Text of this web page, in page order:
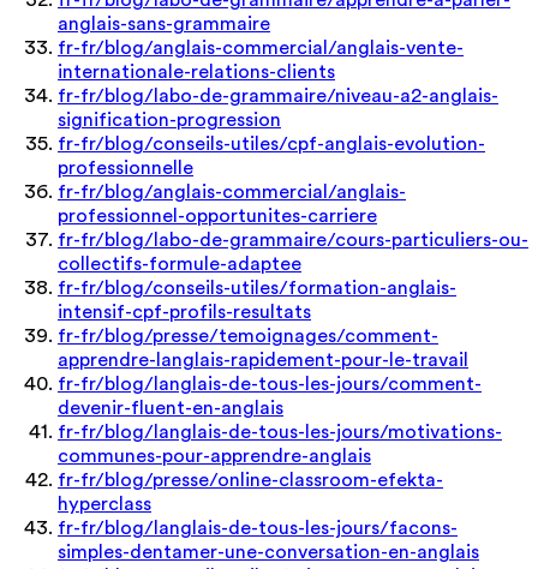
anglais-sans-grammaire
fr-fr/blog/anglais-commercial/anglais-vente-
internationale-relations-clients
fr-fr/blog/labo-de-grammaire/niveau-a2-anglais-
signification-progression
fr-fr/blog/conseils-utiles/cpf-anglais-evolution-
professionnelle
fr-fr/blog/anglais-commercial/anglais-
professionnel-opportunites-carriere
fr-fr/blog/labo-de-grammaire/cours-particuliers-ou-
collectifs-formule-adaptee
fr-fr/blog/conseils-utiles/formation-anglais-
intensif-cpf-profils-resultats
fr-fr/blog/presse/temoignages/comment-
apprendre-langlais-rapidement-pour-le-travail
fr-fr/blog/langlais-de-tous-les-jours/comment-
devenir-fluent-en-anglais
fr-fr/blog/langlais-de-tous-les-jours/motivations-
communes-pour-apprendre-anglais
fr-fr/blog/presse/online-classroom-efekta-
hyperclass
fr-fr/blog/langlais-de-tous-les-jours/facons-
simples-dentamer-une-conversation-en-anglais